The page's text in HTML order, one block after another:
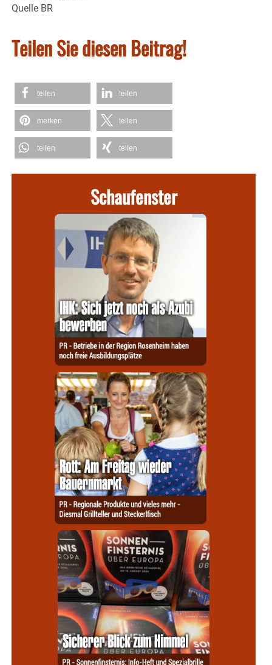
Quelle BR
Teilen Sie diesen Beitrag!
teilen teilen
merken teilen
teilen teilen
Schaufenster